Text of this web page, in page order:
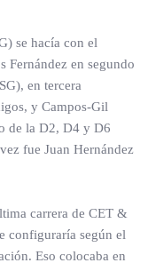
se hacía con el
Fernández en segundo
en tercera
y Campos-Gil
de la D2, D4 y D6
fue Juan Hernández
carrera de CET &
configuraría según el
Eso colocaba en